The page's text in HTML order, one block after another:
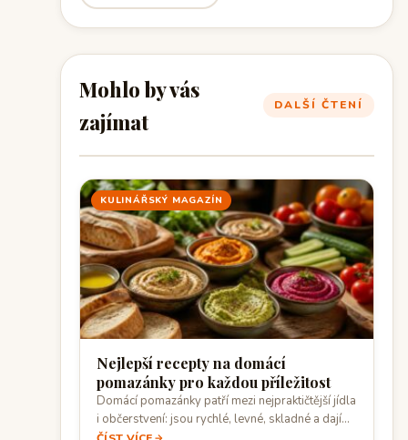
Mohlo by vás
zajímat
DALŠÍ ČTENÍ
KULINÁŘSKÝ MAGAZÍN
Nejlepší recepty na domácí
pomazánky pro každou příležitost
Domácí pomazánky patří mezi nejpraktičtější jídla
i občerstvení: jsou rychlé, levné, skladné a dají…